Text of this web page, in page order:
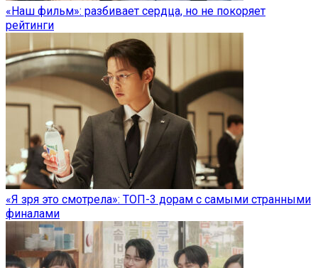
«Наш фильм»: разбивает сердца, но не покоряет
рейтинги
«Я зря это смотрела»: ТОП-3 дорам с самыми странными
финалами